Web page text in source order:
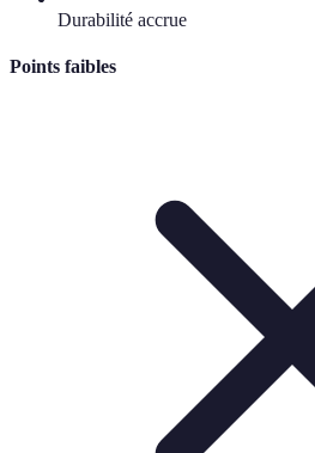
Durabilité accrue
Points faibles